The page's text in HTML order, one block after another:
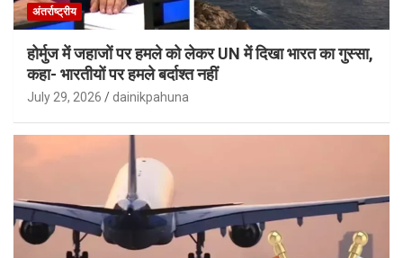
अंतर्राष्ट्रीय
होर्मुज में जहाजों पर हमले को लेकर UN में दिखा भारत का गुस्सा,
कहा- भारतीयों पर हमले बर्दाश्त नहीं
July 29, 2026 dainikpahuna